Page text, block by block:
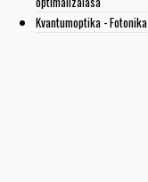
Kvantumoptika - Fotonika